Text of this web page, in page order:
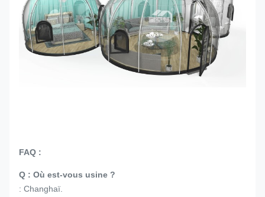
FAQ :
Q : Où est-vous usine ?
: Changhaï.